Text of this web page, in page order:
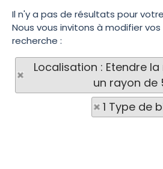
Il n'y a pas de résultats pour votre
Nous vous invitons à modifier
recherche :
Localisation : Etendre
un rayon de
1 Type de